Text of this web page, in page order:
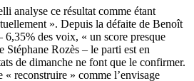
analyse ce résultat comme étant
». Depuis la défaite de Benoît
6,35% des voix, « un score presque
Stéphane Rozès – le parti est en
de dimanche ne font que le confirmer.
reconstruire » comme l’envisage